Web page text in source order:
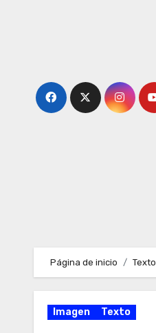
Página de inicio Texto
Imagen Texto